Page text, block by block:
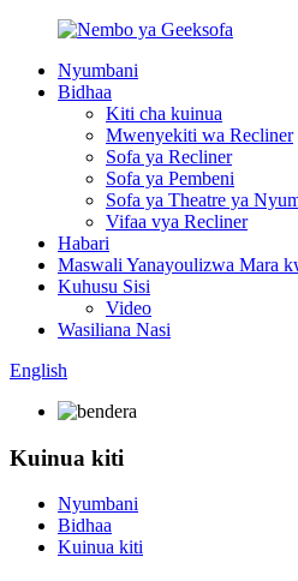
Nyumbani
Bidhaa
Kiti cha kuinua
Mwenyekiti wa Recliner
Sofa ya Recliner
Sofa ya Pembeni
Sofa ya Theatre ya
Vifaa vya Recliner
Habari
Maswali Yanayoulizwa Mara
Kuhusu Sisi
Video
Wasiliana Nasi
English
Kuinua kiti
Nyumbani
Bidhaa
Kuinua kiti